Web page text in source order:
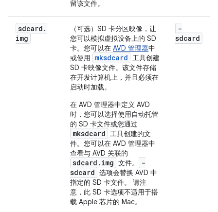
留该文件。
sdcard .
img
（可选）SD 卡分区映像，让
您可以模拟虚拟设备上的 SD
卡。您可以在 AVD 管理器中
或使用
mksdcard 工具创建
SD 卡映像文件。该文件存储
在开发计算机上，并且必须在
启动时加载。
在 AVD 管理器中定义 AVD
时，您可以选择使用自动托管
的 SD 卡文件或您通过
mksdcard 工具创建的文
件。您可以在 AVD 管理器中
查看与 AVD 关联的
sdcard.img 文件。
-
sdcard 选项会替换 AVD 中
指定的 SD 卡文件。 请注
意，此 SD 卡选项不适用于搭
载 Apple 芯片的 Mac。
-
sdcard